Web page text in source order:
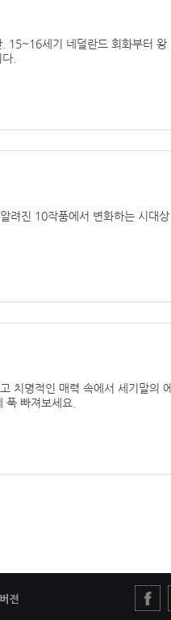
15~16세기 네덜란드 회화부터 왕
.
려진 10작품에서 변화하는 시대상
치명적인 매력 속에서 세기말의 에
빠져보세요.